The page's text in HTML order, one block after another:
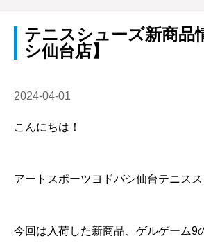
テニスシューズ新商品
シ仙台店】
2024-04-01
こんにちは！
アートスポーツヨドバシ仙台テニスス
今回は入荷した新商品、ゲルゲーム9